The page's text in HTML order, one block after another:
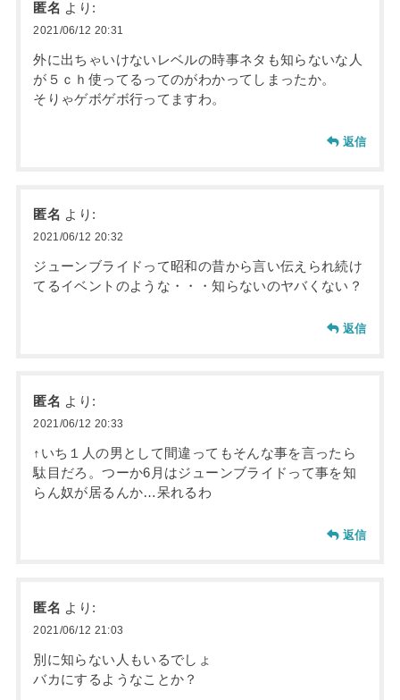
匿名 より:
2021/06/12 20:31
外に出ちゃいけないレベルの時事ネタも知らないな人
が５ｃｈ使ってるってのがわかってしまったか。
そりゃゲボゲボ行ってますわ。
返信
匿名 より:
2021/06/12 20:32
ジューンブライドって昭和の昔から言い伝えられ続け
てるイベントのような・・・知らないのヤバくない？
返信
匿名 より:
2021/06/12 20:33
↑いち１人の男として間違ってもそんな事を言ったら
駄目だろ。つーか6月はジューンブライドって事を知
らん奴が居るんか…呆れるわ
返信
匿名 より:
2021/06/12 21:03
別に知らない人もいるでしょ
バカにするようなことか？